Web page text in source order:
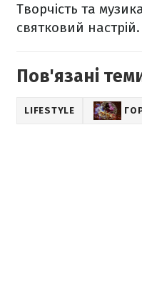
Творчість та
святковий настрій.
Пов'язані
LIFESTYLE